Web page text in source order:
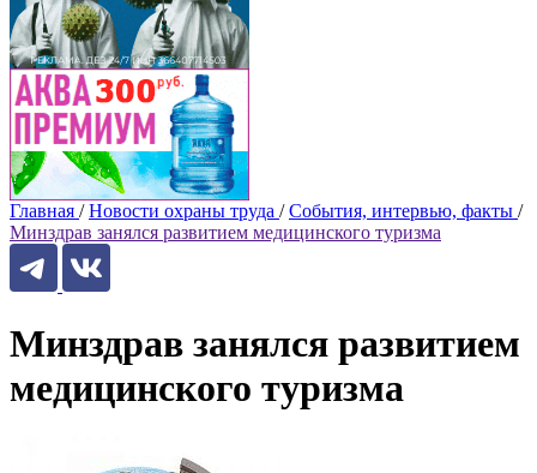
Главная / Новости охраны труда / События, интервью, факты /
Минздрав занялся развитием медицинского туризма
Минздрав занялся развитием
медицинского туризма